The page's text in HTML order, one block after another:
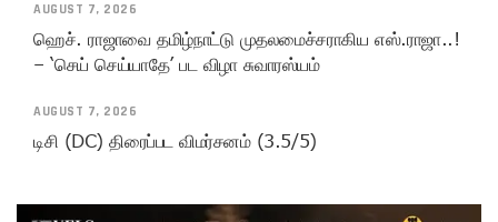
AUGUST 7, 2026
ஹெச். ராஜாவை தமிழ்நாட்டு முதலமைச்சராகிய எஸ்.ராஜா..!
– ‘செய் செய்யாதே’ பட விழா சுவாரஸ்யம்
AUGUST 7, 2026
டிசி (DC) திரைப்பட விமர்சனம் (3.5/5)